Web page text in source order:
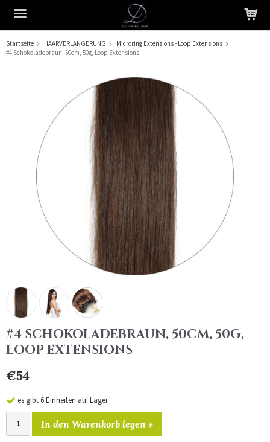
Das Produkt wurde in Ihren Warenkorb gelegt
Startseite HAARVERLÄNGERUNG
Microring Extensions - Loop Extensions
#4 Schokoladebraun, 50cm, 50g, Loop Extensions
#4 SCHOKOLADEBRAUN, 50CM, 50G,
LOOP EXTENSIONS
€54
es gibt 6 Einheiten auf Lager
In den Warenkorb legen »